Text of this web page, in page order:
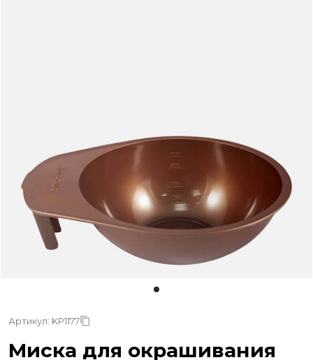
Артикул: KP1177
Миска для окрашивания